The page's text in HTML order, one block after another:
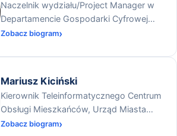
Naczelnik wydziału/Project Manager w
Departamencie Gospodarki Cyfrowej
Ministerstwa Rozwoju i Technologii
Zobacz biogram
Mariusz Kiciński
Kierownik Teleinformatycznego Centrum
Obsługi Mieszkańców, Urząd Miasta
Wrocław
Zobacz biogram